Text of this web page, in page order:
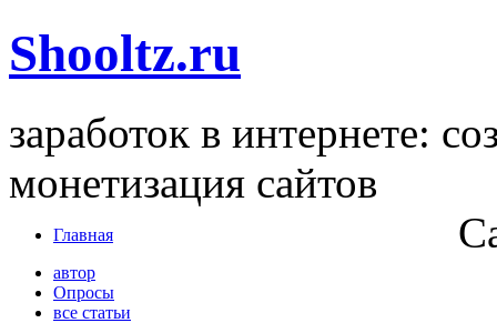
Shooltz.ru
заработок в интернете:
монетизация сайтов
Главная
автор
Опросы
все статьи